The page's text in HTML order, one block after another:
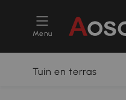
Menu
Tuin en terras